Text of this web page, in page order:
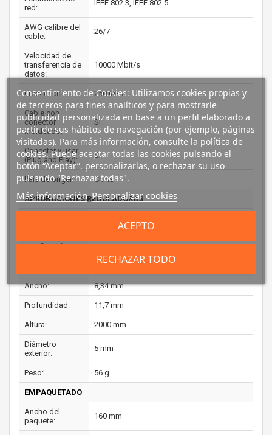
red:
IEEE 802.3, IEEE 802.5
AWG calibre del
cable:
26/7
Velocidad de
transferencia de
datos:
10000 Mbit/s
Frecuencia: 250 MHz
Cable con
conector
moldeado:
Si
Conectar y usar
(Plug and Play):
Si
País de origen: China
APROBACIONES REGULADORAS
CE, REACH, RoHS
Certificación: ISO/IEC 11801, EN 50173
Ancho: 8,34 mm
Profundidad: 11,7 mm
Altura: 2000 mm
Diámetro
exterior:
5 mm
Peso: 56 g
EMPAQUETADO
Ancho del
paquete:
160 mm
Consentimiento de Cookies: Utilizamos cookies propias y
de terceros para fines analíticos y para mostrarle
publicidad personalizada en base a un perfil elaborado a
partir de sus hábitos de navegación (por ejemplo, páginas
visitadas). Para más información, consulte la política de
cookies. Puede aceptar todas las cookies pulsando el
botón “Aceptar”, personalizarlas, o rechazar su uso
pulsando "Rechazar todas".
Más información Personalizar cookies
RECHAZAR TODO
ACEPTO